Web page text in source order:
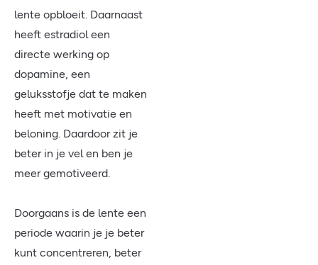
lente opbloeit. Daarnaast
heeft estradiol een
directe werking op
dopamine, een
geluksstofje dat te maken
heeft met motivatie en
beloning. Daardoor zit je
beter in je vel en ben je
meer gemotiveerd.
Doorgaans is de lente een
periode waarin je je beter
kunt concentreren, beter